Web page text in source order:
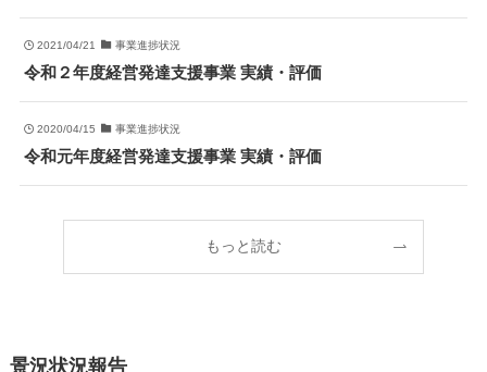
2021/04/21 事業進捗状況
令和２年度経営発達支援事業 実績・評価
2020/04/15 事業進捗状況
令和元年度経営発達支援事業 実績・評価
もっと読む
景況状況報告